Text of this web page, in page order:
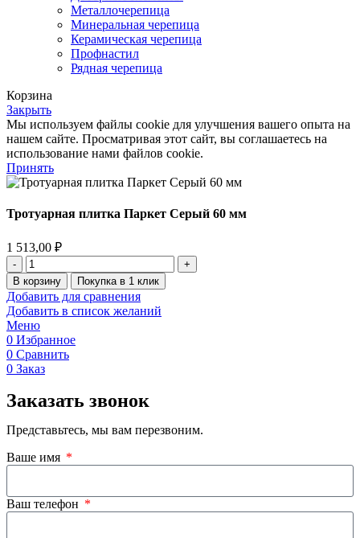
Металлочерепица
Минеральная черепица
Керамическая черепица
Профнастил
Рядная черепица
Корзина
Закрыть
Мы используем файлы cookie для улучшения вашего опыта на
нашем сайте. Просматривая этот сайт, вы соглашаетесь на
использование нами файлов cookie.
Принять
Тротуарная плитка Паркет Серый 60 мм
1 513,00 ₽
В корзину Покупка в 1 клик
Добавить для сравнения
Добавить в список желаний
Меню
0 Избранное
0 Сравнить
0 Заказ
Заказать звонок
Представьтесь, мы вам перезвоним.
Ваше имя
Ваш телефон